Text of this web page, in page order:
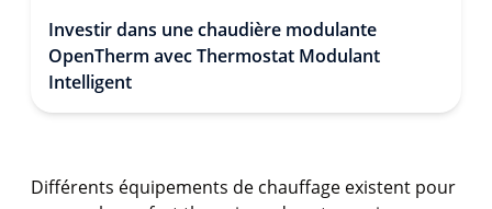
Investir dans une chaudière modulante
OpenTherm avec Thermostat Modulant
Intelligent
Différents équipements de chauffage existent pour